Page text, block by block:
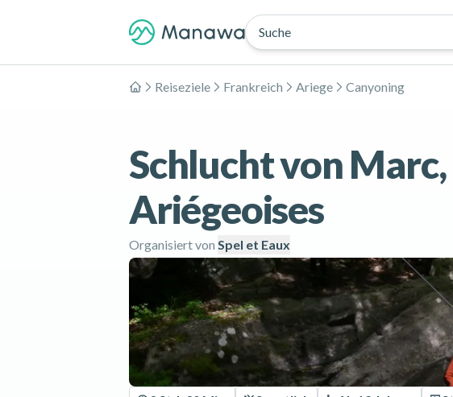
Suche
Home
Reiseziele Frankreich Ariege Canyoning
Schlucht von
Ariégeoises
Organisiert von Spel et Eaux